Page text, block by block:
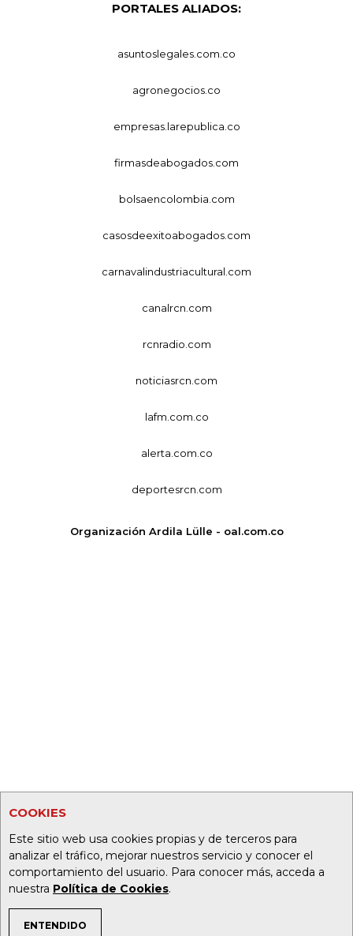
COOKIES
Este sitio web usa cookies propias y de terceros para
analizar el tráfico, mejorar nuestros servicio y conocer el
comportamiento del usuario. Para conocer más, acceda a
nuestra Política de Cookies.
ENTENDIDO
PORTALES ALIADOS:
asuntoslegales.com.co
agronegocios.co
empresas.larepublica.co
firmasdeabogados.com
bolsaencolombia.com
casosdeexitoabogados.com
carnavalindustriacultural.com
canalrcn.com
rcnradio.com
noticiasrcn.com
lafm.com.co
alerta.com.co
deportesrcn.com
Organización Ardila Lülle - oal.com.co